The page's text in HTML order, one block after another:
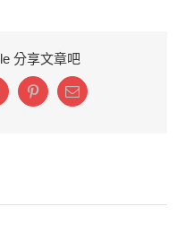
分享文章吧
PinterestEmail: